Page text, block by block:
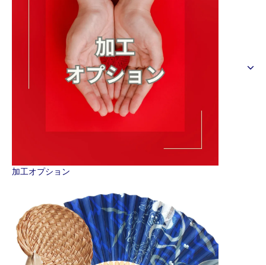
加工オプション